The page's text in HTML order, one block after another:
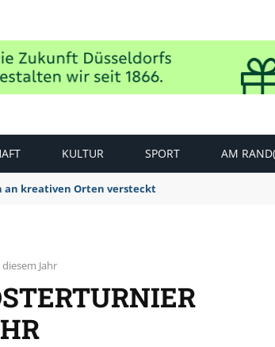
KULTUR SPORT AM
an kreativen Orten versteckt
Jahr